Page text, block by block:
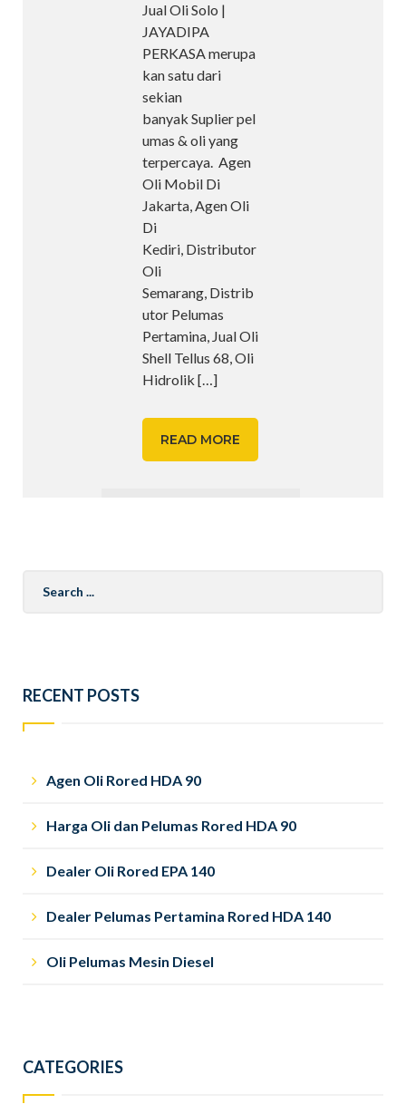
Jual Oli Solo |
JAYADIPA
PERKASA merupa
kan satu dari
sekian
banyak Suplier pel
umas & oli yang
terpercaya. Agen
Oli Mobil Di
Jakarta, Agen Oli
Di
Kediri, Distributor
Oli
Semarang, Distrib
utor Pelumas
Pertamina, Jual Oli
Shell Tellus 68, Oli
Hidrolik […]
READ MORE
for:
RECENT POSTS
Agen Oli Rored HDA 90
Harga Oli dan Pelumas Rored HDA 90
Dealer Oli Rored EPA 140
Dealer Pelumas Pertamina Rored HDA 140
Oli Pelumas Mesin Diesel
CATEGORIES